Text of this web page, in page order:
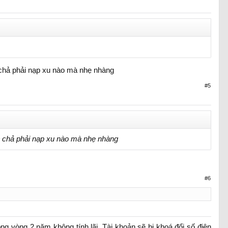
10 ngày)
phải nạp xu nào mà nhẹ nhàng
#5
phải nạp xu nào mà nhẹ nhàng
#6